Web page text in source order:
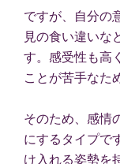
ですが、自分の
見の食い違いな
す。感受性も高
ことが苦手なた
そのため、感情
にするタイプで
け入れる姿勢を